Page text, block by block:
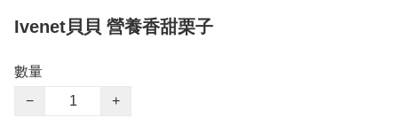
Ivenet貝貝 營養香甜栗子
數量
−
+